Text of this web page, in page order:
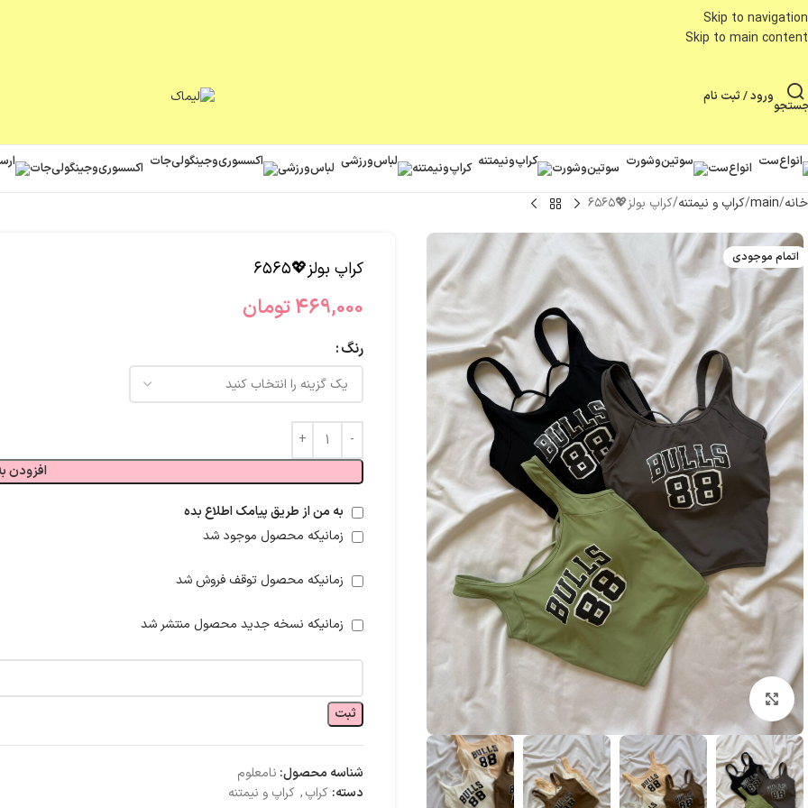
Skip to navigation
Skip to main content
ورود / ثبت نام
انواع‌ست سوتین‌وشورت کراپ‌ونیمتنه لباس‌ورزشی اکسسوری‌و‌جینگولی‌جات
خانه main کراپ و نیمتنه کراپ بولز💖۶۵۶۵
اتمام موجودی
بزرگنمایی تصویر
کراپ بولز💖۶۵۶۵
469,000تومان
رنگ
افزودن
به من از طریق پیامک اطلاع بده
زمانیکه محصول موجود شد
زمانیکه محصول توقف فروش شد
زمانیکه نسخه جدید محصول منتشر شد
ثبت
شناسه محصول: نامعلوم
دسته: کراپ, کراپ و نیمتنه